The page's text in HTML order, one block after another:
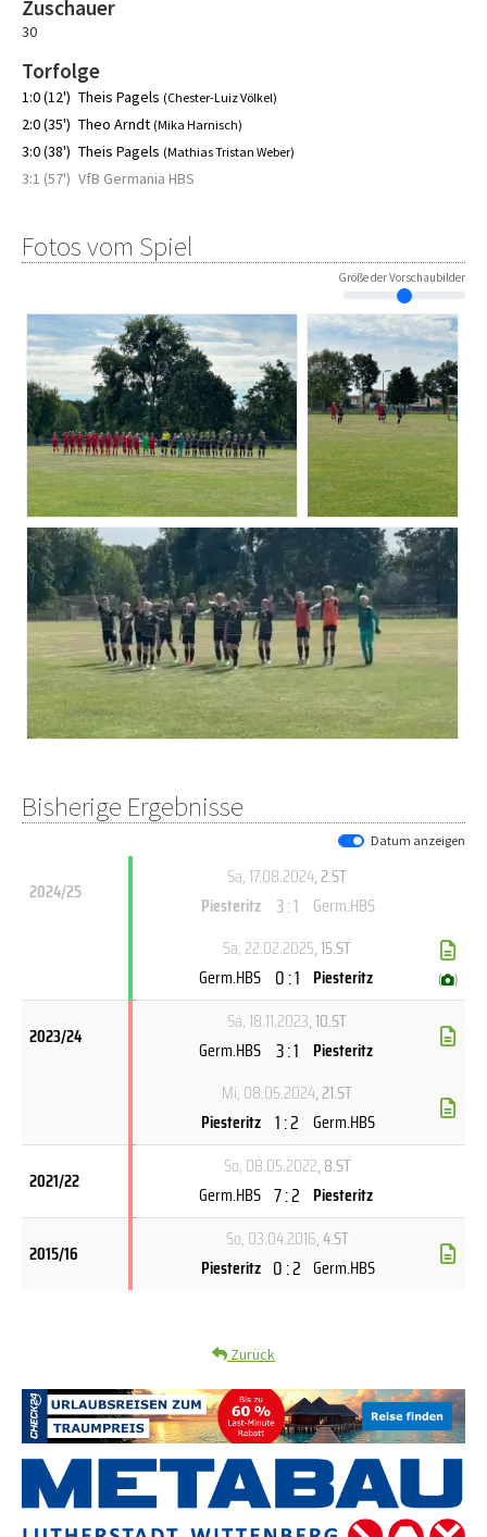
Zuschauer
30
Torfolge
1:0 (12') Theis Pagels (Chester-Luiz Völkel)
2:0 (35') Theo Arndt (Mika Harnisch)
3:0 (38') Theis Pagels (Mathias Tristan Weber)
3:1 (57') VfB Germania HBS
Fotos vom Spiel
Größe der Vorschaubilder
Bisherige Ergebnisse
Datum anzeigen
2024/25
Sa, 17.08.2024, 2.ST
Piesteritz 3 : 1 Germ.HBS
Sa, 22.02.2025, 15.ST
Germ.HBS 0 : 1 Piesteritz ( )
2023/24
Sa, 18.11.2023, 10.ST
Germ.HBS 3 : 1 Piesteritz
Mi, 08.05.2024, 21.ST
Piesteritz 1 : 2 Germ.HBS
2021/22
So, 08.05.2022, 8.ST
Germ.HBS 7 : 2 Piesteritz
2015/16
So, 03.04.2016, 4.ST
Piesteritz 0 : 2 Germ.HBS
Zurück